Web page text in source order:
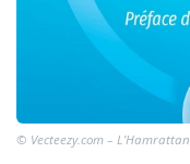
© Vecteezy.com – L’Hamrattan